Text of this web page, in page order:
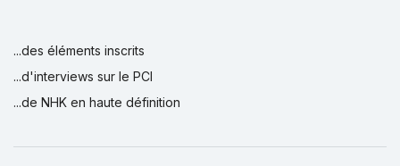
...des éléments inscrits
...d'interviews sur le PCI
...de NHK en haute définition